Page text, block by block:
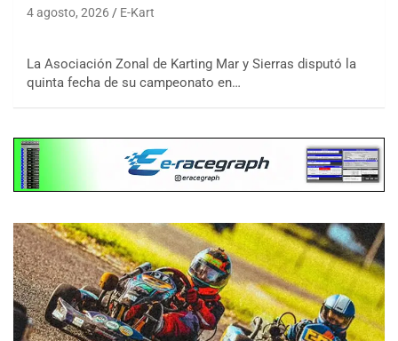
4 agosto, 2026 E-Kart
La Asociación Zonal de Karting Mar y Sierras disputó la
quinta fecha de su campeonato en…